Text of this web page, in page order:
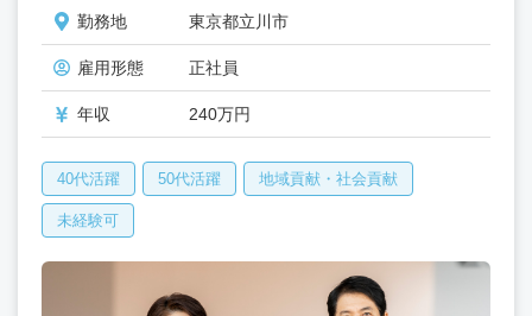
勤務地 東京都立川市
雇用形態 正社員
年収 240万円
40代活躍 50代活躍 地域貢献・社会貢献
未経験可